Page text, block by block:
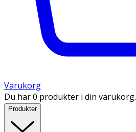
Varukorg
Du har 0 produkter i din varukorg.
Produkter